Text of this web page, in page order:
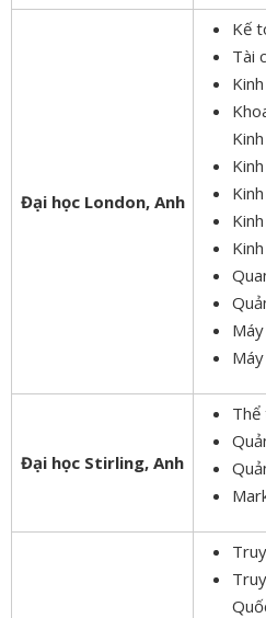
Đại học London, Anh
Kế
Tài
Đại học Stirling, Anh